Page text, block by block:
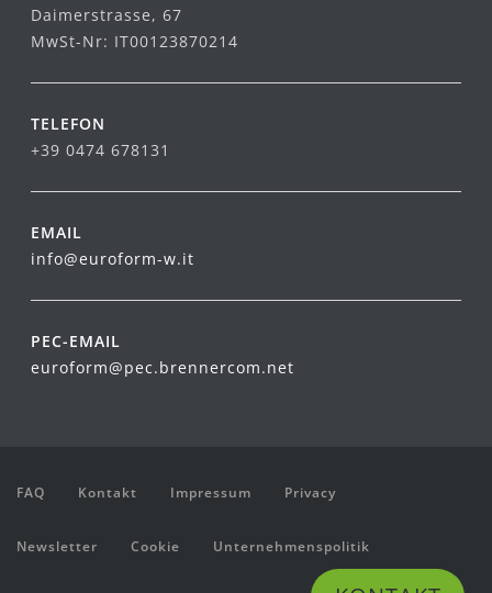
Daimerstrasse, 67
MwSt-Nr: IT00123870214
TELEFON
+39 0474 678131
EMAIL
info@euroform-w.it
PEC-EMAIL
euroform@pec.brennercom.net
FAQ Kontakt Impressum Privacy
Newsletter Cookie Unternehmenspolitik